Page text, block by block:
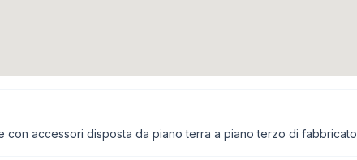
con accessori disposta da piano terra a piano terzo di fabbricato